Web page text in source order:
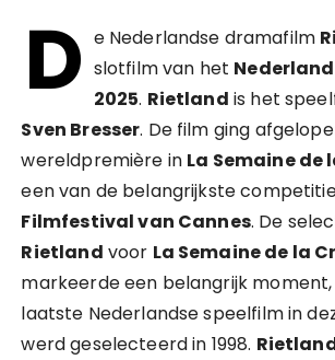
D e Nederlandse dramafilm
slotfilm van het
2025. Rietland is het
Sven Bresser. De film ging
wereldpremière in La Semaine de
een van de belangrijkste
Filmfestival van Cannes. De
Rietland voor La Semaine de la
markeerde een belangrijk
laatste Nederlandse speelfilm in
werd geselecteerd in 1998.